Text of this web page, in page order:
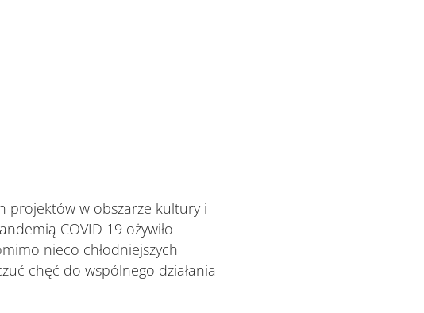
projektów w obszarze kultury i
COVID 19 ożywiło
nieco chłodniejszych
chęć do wspólnego działania